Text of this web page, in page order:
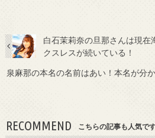
白石茉莉奈の旦那さんは現在
クスレスが続いている！
泉麻那の本名の名前はあい！本名が分
RECOMMEND こちらの記事も人気です